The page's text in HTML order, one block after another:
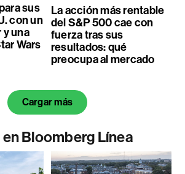
sus
con un
y una
Wars
La acción más rentable
del S&P 500 cae con
fuerza tras sus
resultados: qué
preocupa al mercado
Cargar más
Bloomberg Línea